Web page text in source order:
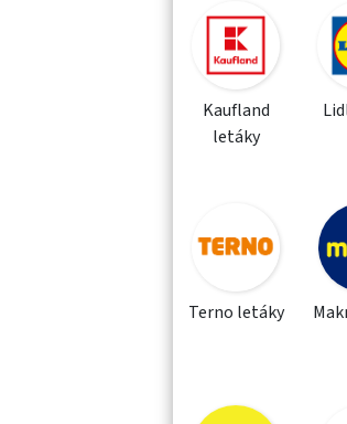
Kaufland
letáky
Terno letáky